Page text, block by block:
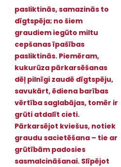
pasliktinās, samazinās to
dīgtspēja; no šiem
graudiem iegūto miltu
cepšanas īpašības
pasliktinās. Piemēram,
kukurūza pārkarsēšanas
dēļ pilnīgi zaudē dīgtspēju,
savukārt, ēdiena barības
vērtība saglabājas, tomēr ir
grūti atdalīt cieti.
Pārkarsējot kviešus, notiek
graudu sacietēšana – tie ar
grūtībām padosies
sasmalcināšanai. Slīpējot